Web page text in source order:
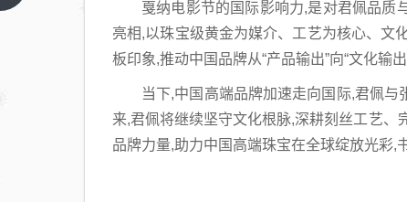
戛纳电影节的国际影响力,是对君佩品质
亮相,以珠宝级黄金为媒介、工艺为核心、文
板印象,推动中国品牌从“产品输出”向“文化输出
当下,中国高端品牌加速走向国际,君佩
来,君佩将继续坚守文化根脉,深耕刻丝工艺、
品牌力量,助力中国高端珠宝在全球绽放光彩,